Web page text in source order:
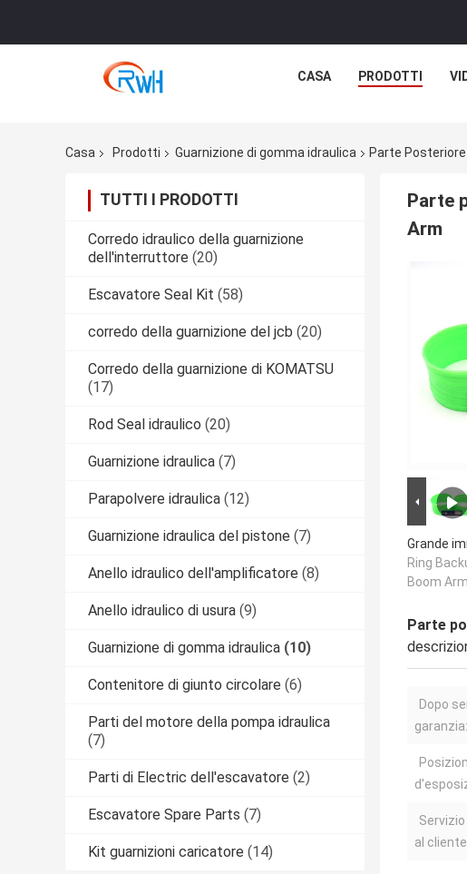
CASA PRODOTTI
Casa Prodotti Guarnizione di gomma idraulica Parte Posteriore
TUTTI I PRODOTTI
Corredo idraulico della guarnizione
dell'interruttore (20)
Escavatore Seal Kit (58)
corredo della guarnizione del jcb (20)
Corredo della guarnizione di KOMATSU
(17)
Rod Seal idraulico (20)
Guarnizione idraulica (7)
Parapolvere idraulica (12)
Guarnizione idraulica del pistone (7)
Anello idraulico dell'amplificatore (8)
Anello idraulico di usura (9)
Guarnizione di gomma idraulica (10)
Contenitore di giunto circolare (6)
Parti del motore della pompa idraulica
(7)
Parti di Electric dell'escavatore (2)
Escavatore Spare Parts (7)
Kit guarnizioni caricatore (14)
Parte
Arm
Grande
Ring
Boom Arm
Parte
Dopo
garanzia:
al